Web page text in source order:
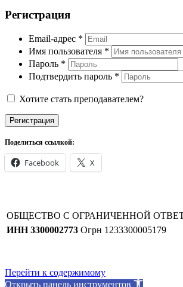
Регистрация
Email-адрес *
Имя пользователя *
Пароль *
Подтвердить пароль *
Хотите стать преподавателем?
Регистрация
Поделиться ссылкой:
Facebook X
ОБЩЕСТВО С ОГРАНИЧЕННОЙ
ИНН 3300002773 Огрн 1233300005179
Перейти к содержимому
Открыть панель инструментов